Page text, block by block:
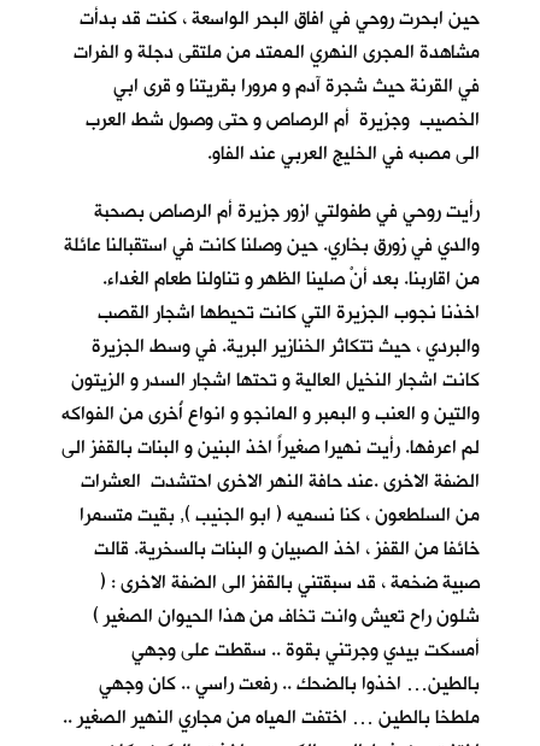
حين ابحرت روحي في افاق البحر الواسعة ، كنت قد بدأت
مشاهدة المجرى النهري الممتد من ملتقى دجلة و الفرات
في القرنة حيث شجرة آدم و مرورا بقريتنا و قرى ابي
الخصيب وجزيرة أم الرصاص و حتى وصول شط العرب
الى مصبه في الخليج العربي عند الفاو.
رأيت روحي في طفولتي ازور جزيرة أم الرصاص بصحبة
والدي في زورق بخاري. حين وصلنا كانت في استقبالنا عائلة
من اقاربنا. بعد أنْصلينا الظهر و تناولنا طعام الغداء.
اخذنا نجوب الجزيرة التي كانت تحيطها اشجار القصب
والبردي ، حيث تتكاثر الخنازير البرية. في وسط الجزيرة
كانت اشجار النخيل العالية و تحتها اشجار السدر و الزيتون
والتين و العنب و البمبر و المانجو و انواع أُخرى من الفواكه
لم اعرفها. رأيت نهيرا صغيراً اخذ البنين و البنات بالقفز الى
الضفة الاخرى .عند حافة النهر الاخرى احتشدت العشرات
من السلطعون ، كنا نسميه ( ابو الجنيب ), بقيت متسمرا
خائفا من القفز ، اخذ الصبيان و البنات بالسخرية. قالت
صبية ضخمة ، قد سبقتني بالقفز الى الضفة الاخرى : (
شلون راح تعيش وانت تخاف من هذا الحيوان الصغير )
أمسكت بيدي وجرتني بقوة .. سقطت على وجهي
بالطين… اخذوا بالضحك .. رفعت راسي .. كان وجهي
ملطخا بالطين … اختفت المياه من مجاري النهير الصغير ..